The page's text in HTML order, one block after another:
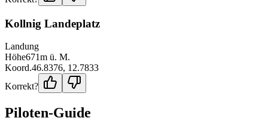
Kollnig Landeplatz
Landung
Höhe671m ü. M.
Koord.46.8376, 12.7833
Korrekt?
Piloten-Guide